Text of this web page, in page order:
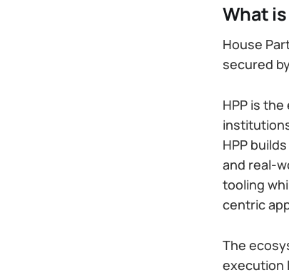
What is
House
secured
HPP is
HPP
and real-
tooling
centric
The
execution